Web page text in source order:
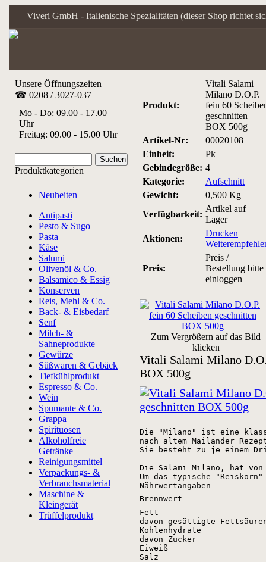
Viveri GmbH - Italienische Spezialitäten (dieser Shop richtet
Unsere Öffnungszeiten
☎ 0208 / 3027-037
Mo - Do: 09.00 - 17.00
Uhr
Freitag: 09.00 - 15.00 Uhr
Produktkategorien
Neuheiten
Antipasti
Pesto & Sugo
Pasta
Käse
Salumi
Olivenöl & Co.
Balsamico & Essig
Konserven
Reis, Mehl & Co.
Back- & Eisbedarf
Senf
Milch- &
Sahneprodukte
Gewürze
Süßwaren & Gebäck
Tiefkühlprodukt
Espresso & Co.
Wein
Spumante & Co.
Grappa
Spirituosen
Alkoholfreie
Getränke
Reinigungsmittel
Verpackungs- &
Verbrauchsmaterial
Maschine &
Kleingerät
Trüffelprodukt
Produkt:
Vitali Salami
Milano D.O.P.
fein 60
geschnitten
BOX 500g
Artikel-Nr:
00020108
Einheit:
Pk
Gebindegröße: 4
Kategorie:
Aufschnitt
Gewicht:
0,500 Kg
Verfügbarkeit:
Artikel auf
Lager
Aktionen:
Drucken
Preis:
Preis /
Bestellung bitte
einloggen
Zum Vergrößern auf das Bild
klicken
Vitali Salami Milano
BOX 500g
Die "Milano" ist eine
nach altem Mailänder
Sie besteht zu je einem
Die Salami Milano, hat
Nährwertangaben
Brennwert
Fett
davon gesättigte
Kohlenhydrate
davon Zucker
Eiweiß
Salz